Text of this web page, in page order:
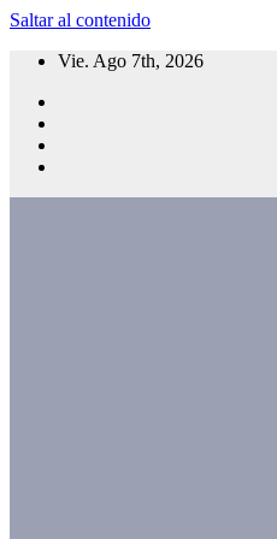
Saltar al contenido
Vie. Ago 7th, 2026